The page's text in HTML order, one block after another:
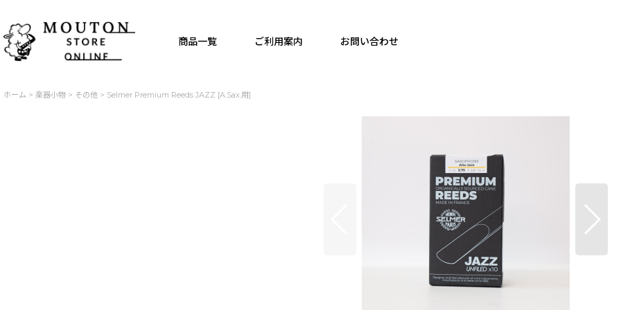
商品一覧 ご利用案内 お問い合わせ
ホーム > 楽器小物 > その他 > Selmer Premium Reeds JAZZ [A.Sax.用]